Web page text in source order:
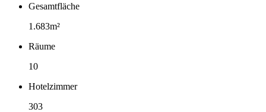
Fakten
Gesamtfläche
1.683m²
Räume
10
Hotelzimmer
303